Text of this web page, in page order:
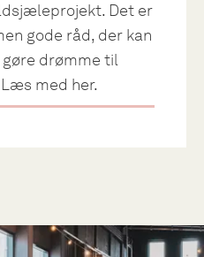
Det er
gode råd, der kan
drømme til
med her.